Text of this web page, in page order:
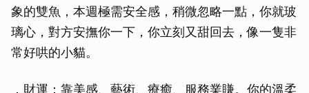
象的雙魚，本週極需安全感，稍微忽略一點，你就玻
璃心，對方安撫你一下，你立刻又甜回去，像一隻非
常好哄的小貓。
．財運：靠美感、藝術、療癒、服務業賺。你的溫柔